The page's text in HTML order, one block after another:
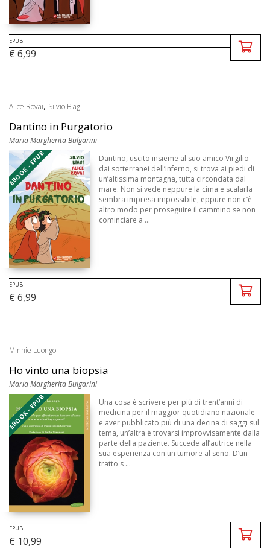
EPUB
€ 6,99
Alice Rovai, Silvio Biagi
Dantino in Purgatorio
Maria Margherita Bulgarini
EBOOK - EPUB
Dantino, uscito insieme al suo amico Virgilio
dai sotterranei dell’Inferno, si trova ai piedi di
un’altissima montagna, tutta circondata dal
mare. Non si vede neppure la cima e scalarla
sembra impresa impossibile, eppure non c’è
altro modo per proseguire il cammino se non
cominciare a ...
EPUB
€ 6,99
Minnie Luongo
Ho vinto una biopsia
Maria Margherita Bulgarini
EBOOK - EPUB
Una cosa è scrivere per più di trent’anni di
medicina per il maggior quotidiano nazionale
e aver pubblicato più di una decina di saggi sul
tema, un’altra è trovarsi improvvisamente dalla
parte della paziente. Succede all’autrice nella
sua esperienza con un tumore al seno. D’un
tratto s ...
EPUB
€ 10,99